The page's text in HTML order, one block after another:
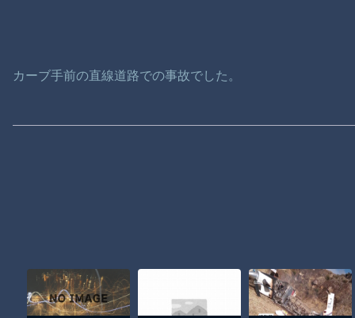
カーブ手前の直線道路での事故でした。